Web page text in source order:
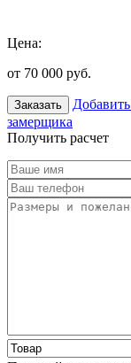
Цена:
от 70 000 руб.
Заказать
замерщика
Получить расчет